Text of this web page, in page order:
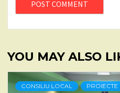
YOU MAY ALSO
CONSILIU LOCAL PROIECTE